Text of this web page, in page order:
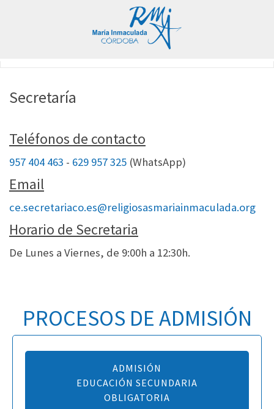
Secretaría
Teléfonos de contacto
957 404 463 - 629 957 325 (WhatsApp)
Email
ce.secretariaco.es@religiosasmariainmaculada.org
Horario de Secretaria
De Lunes a Viernes, de 9:00h a 12:30h.
PROCESOS DE ADMISIÓN
ADMISIÓN
EDUCACIÓN SECUNDARIA
OBLIGATORIA